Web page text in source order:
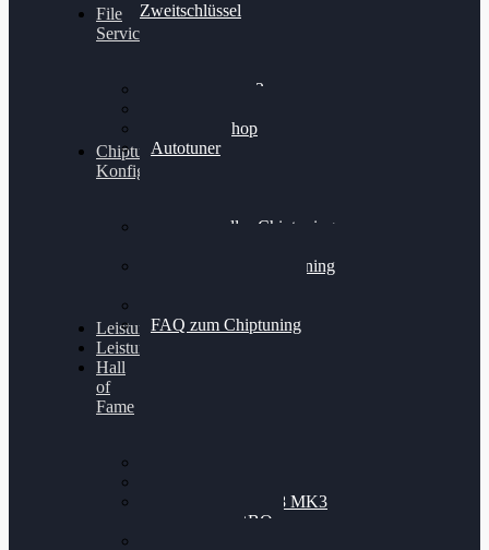
Zweitschlüssel
File
Service
Alientech Kess3
Alientech Shop
Autotuner
Chiptuning
Konfigurator
Professionelles Chiptuning
Professionelles Chiptuning
FAQ zum Chiptuning
Leistungsmessung
Leistungsprüfstand
Hall
of
Fame
Nissan GT-R35 3.8 MK3
V6 TWINTURBO